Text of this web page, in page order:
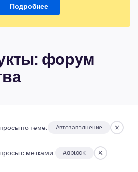
Подробнее
форум
по теме: Автозаполнение
с метками: Adblock